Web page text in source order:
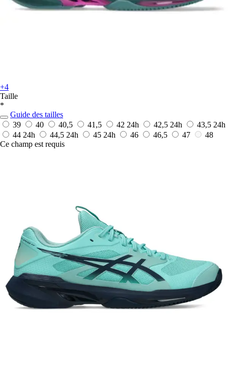
+4
Taille
*
Guide des tailles
39
40 40,5 41,5 42 24h 42,5 24h 43,5 24h
44 24h 44,5 24h 45 24h 46 46,5 47
48
Ce champ est requis